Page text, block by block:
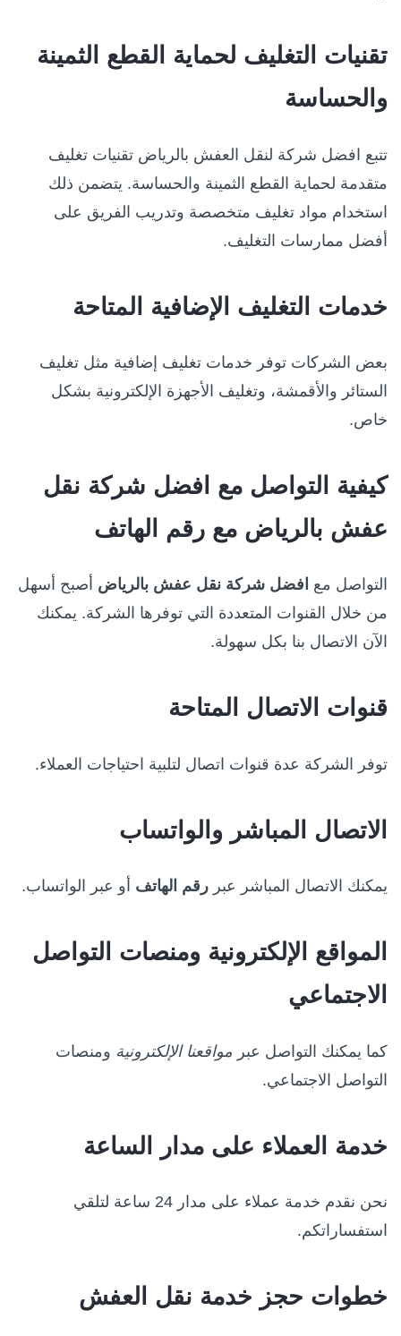
تقنيات التغليف لحماية القطع الثمينة
والحساسة
تتبع افضل شركة لنقل العفش بالرياض تقنيات تغليف
متقدمة لحماية القطع الثمينة والحساسة. يتضمن ذلك
استخدام مواد تغليف متخصصة وتدريب الفريق على
أفضل ممارسات التغليف.
خدمات التغليف الإضافية المتاحة
بعض الشركات توفر خدمات تغليف إضافية مثل تغليف
الستائر والأقمشة، وتغليف الأجهزة الإلكترونية بشكل
خاص.
كيفية التواصل مع افضل شركة نقل
عفش بالرياض مع رقم الهاتف
التواصل مع افضل شركة نقل عفش بالرياض أصبح أسهل
من خلال القنوات المتعددة التي توفرها الشركة. يمكنك
الآن الاتصال بنا بكل سهولة.
قنوات الاتصال المتاحة
توفر الشركة عدة قنوات اتصال لتلبية احتياجات العملاء.
الاتصال المباشر والواتساب
يمكنك الاتصال المباشر عبر رقم الهاتف أو عبر الواتساب.
المواقع الإلكترونية ومنصات التواصل
الاجتماعي
كما يمكنك التواصل عبر مواقعنا الإلكترونية ومنصات
التواصل الاجتماعي.
خدمة العملاء على مدار الساعة
نحن نقدم خدمة عملاء على مدار 24 ساعة لتلقي
استفساراتكم.
خطوات حجز خدمة نقل العفش